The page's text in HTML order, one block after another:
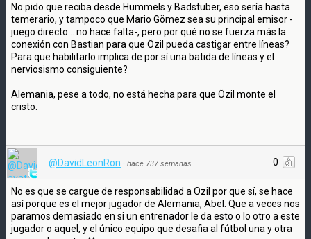
No pido que reciba desde Hummels y Badstuber, eso sería hasta
temerario, y tampoco que Mario Gömez sea su principal emisor -
juego directo... no hace falta-, pero por qué no se fuerza más la
conexión con Bastian para que Özil pueda castigar entre líneas?
Para que habilitarlo implica de por sí una batida de líneas y el
nerviosismo consiguiente?
Alemania, pese a todo, no está hecha para que Özil monte el
cristo.
0
@DavidLeonRon · hace 737 semanas
No es que se cargue de responsabilidad a Ozil por que sí, se hace
así porque es el mejor jugador de Alemania, Abel. Que a veces nos
paramos demasiado en si un entrenador le da esto o lo otro a este
jugador o aquel, y el único equipo que desafia al fútbol una y otra